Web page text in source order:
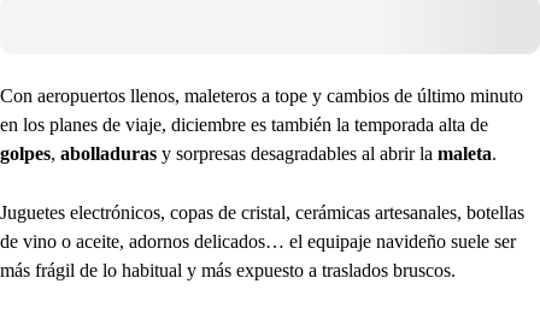
Con aeropuertos llenos, maleteros a tope y cambios de último minuto
en los planes de viaje, diciembre es también la temporada alta de
golpes, abolladuras y sorpresas desagradables al abrir la maleta.
Juguetes electrónicos, copas de cristal, cerámicas artesanales, botellas
de vino o aceite, adornos delicados… el equipaje navideño suele ser
más frágil de lo habitual y más expuesto a traslados bruscos.